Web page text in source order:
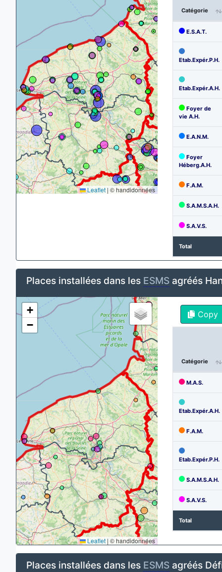
Leaflet | © handidonnées
Catégorie
E.S.A.T.
Etab.Expér.P.H.
Etab.Expér.A.H.
Foyer de
vie A.H.
E.A.N.M.
Foyer
Héberg.A.H.
F.A.M.
S.A.M.S.A.H.
S.A.V.S.
Total
Places installées dans les ESMS agréés
+
−
Leaflet | © handidonnées
Copy
Catégorie
M.A.S.
Etab.Expér.A.H.
F.A.M.
Etab.Expér.P.H.
S.A.M.S.A.H.
S.A.V.S.
Total
Places installées dans les ESMS agréés